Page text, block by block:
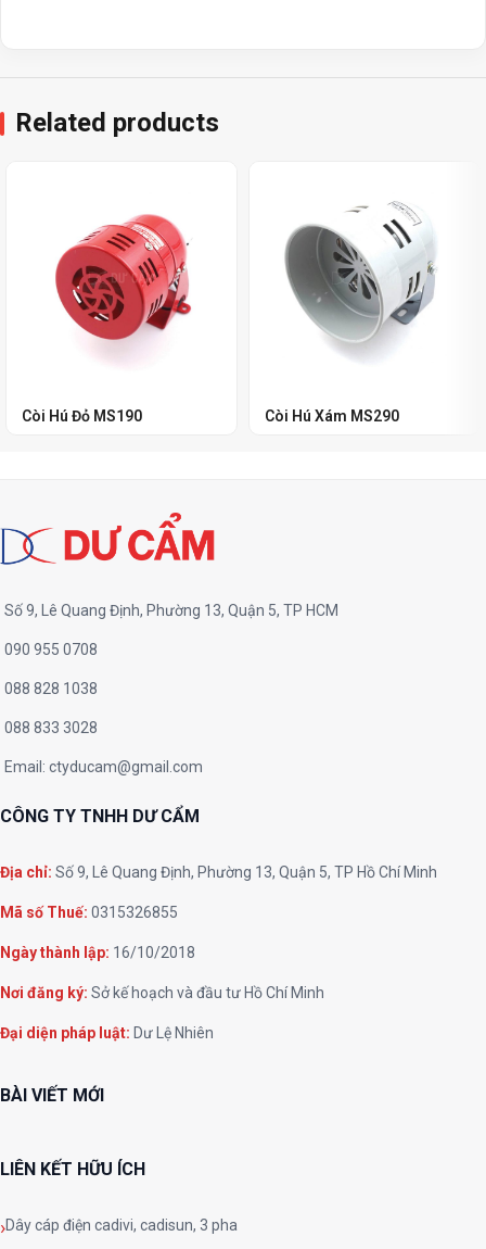
Related products
Còi Hú Đỏ MS190 Còi Hú Xám MS290
Số 9, Lê Quang Định, Phường 13, Quận 5, TP HCM
090 955 0708
088 828 1038
088 833 3028
Email: ctyducam@gmail.com
CÔNG TY TNHH DƯ CẨM
Địa chỉ: Số 9, Lê Quang Định, Phường 13, Quận 5, TP Hồ Chí Minh
Mã số Thuế: 0315326855
Ngày thành lập: 16/10/2018
Nơi đăng ký: Sở kế hoạch và đầu tư Hồ Chí Minh
Đại diện pháp luật: Dư Lệ Nhiên
BÀI VIẾT MỚI
LIÊN KẾT HỮU ÍCH
Dây cáp điện cadivi, cadisun, 3 pha